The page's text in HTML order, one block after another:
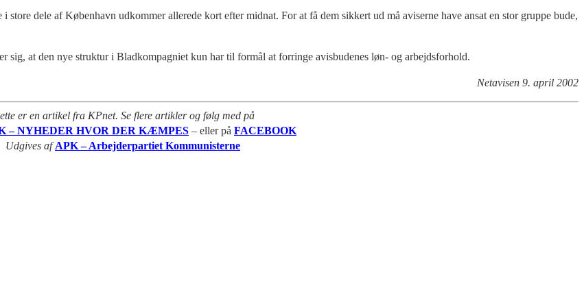
dele af København udkommer allerede kort efter midnat. For at få dem sikkert ud må aviserne have ansat en stor gruppe bude,
sig, at den nye struktur i Bladkompagniet kun har til formål at forringe avisbudenes løn- og arbejdsforhold.
Netavisen 9. april 2002
er en artikel fra KPnet. Se flere artikler og følg med på
– NYHEDER HVOR DER KÆMPES – eller på FACEBOOK
Udgives afAPK – Arbejderpartiet Kommunisterne